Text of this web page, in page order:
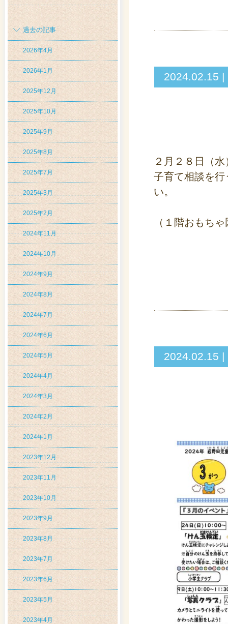
過去の記事
2026年4月
2026年1月
2025年12月
2025年10月
2025年9月
2025年8月
2025年7月
2025年3月
2025年2月
2024年11月
2024年10月
2024年9月
2024年8月
2024年7月
2024年6月
2024年5月
2024年4月
2024年3月
2024年2月
2024年1月
2023年12月
2023年11月
2023年10月
2023年9月
2023年8月
2023年7月
2023年6月
2023年5月
2023年4月
2024.02.15
２月２８日（
子育て相談を
い。
（１階おもち
2024.02.15